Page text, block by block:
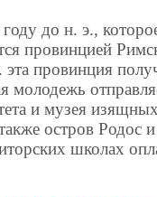
до н. э.,
провинцией
провинция
молодежь
и музея
остров Родос
школах